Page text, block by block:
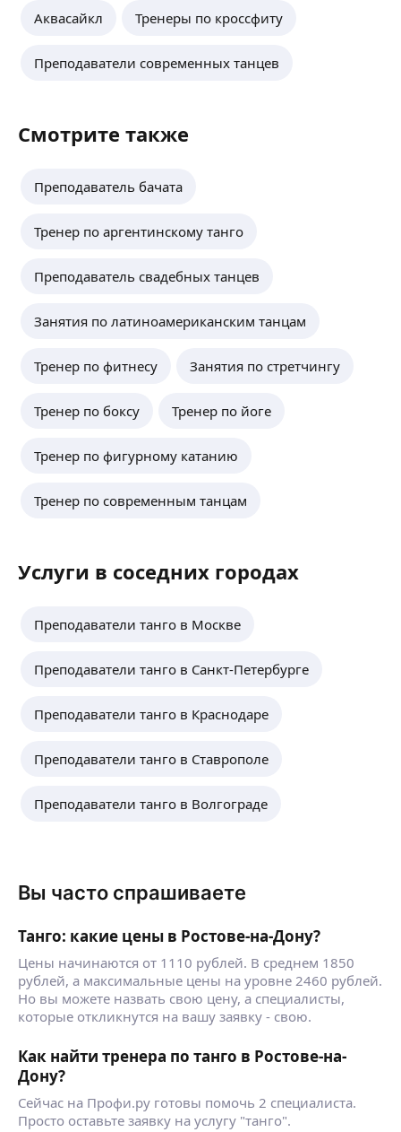
Аквасайкл Тренеры по кроссфиту
Преподаватели современных танцев
Смотрите также
Преподаватель бачата
Тренер по аргентинскому танго
Преподаватель свадебных танцев
Занятия по латиноамериканским танцам
Тренер по фитнесу Занятия по стретчингу
Тренер по боксу Тренер по йоге
Тренер по фигурному катанию
Тренер по современным танцам
Услуги в соседних городах
Преподаватели танго в Москве
Преподаватели танго в Санкт-Петербурге
Преподаватели танго в Краснодаре
Преподаватели танго в Ставрополе
Преподаватели танго в Волгограде
Вы часто спрашиваете
Танго: какие цены в Ростове-на-Дону?
Цены начинаются от 1110 рублей. В среднем 1850
рублей, а максимальные цены на уровне 2460 рублей.
Но вы можете назвать свою цену, а специалисты,
которые откликнутся на вашу заявку - свою.
Как найти тренера по танго в Ростове-на-
Дону?
Сейчас на Профи.ру готовы помочь 2 специалиста.
Просто оставьте заявку на услугу "танго".